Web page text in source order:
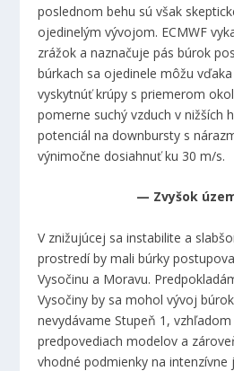
poslednom behu sú však
ojedinelým vývojom. ECMWF
zrážok a naznačuje pás búrok
búrkach sa ojedinele môžu
vyskytnúť krúpy s priemerom
pomerne suchý vzduch v nižších
potenciál na downbursty s
výnimočne dosiahnuť ku 30 m/s.
— Zvyšok
V znižujúcej sa instabilite a
prostredí by mali búrky
Vysočinu a Moravu.
Vysočiny by sa mohol vývoj
nevydávame Stupeň 1,
predpovediach modelov a
vhodné podmienky na intenzívne